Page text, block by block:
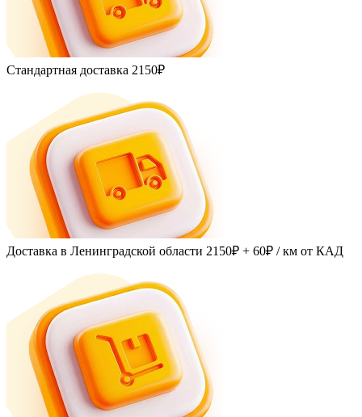
Стандартная доставка 2150₽
Доставка в Ленинградской области 2150₽ + 60₽ / км от КАД